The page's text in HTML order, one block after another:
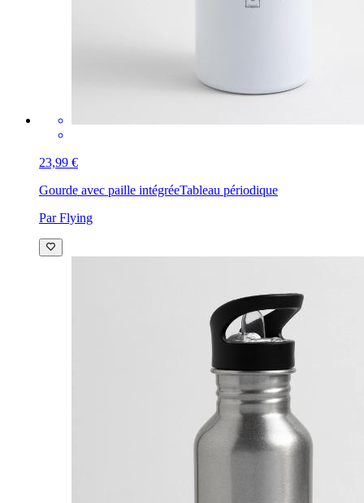
23,99 €
Gourde avec paille intégréeTableau périodique
Par Flying